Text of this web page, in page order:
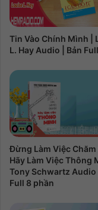
Tin Vào Chính Mình |
L. Hay Audio | Bản Full
Đừng Làm Việc Chăm
Hãy Làm Việc Thông
Tony Schwartz Audio
Full 8 phần